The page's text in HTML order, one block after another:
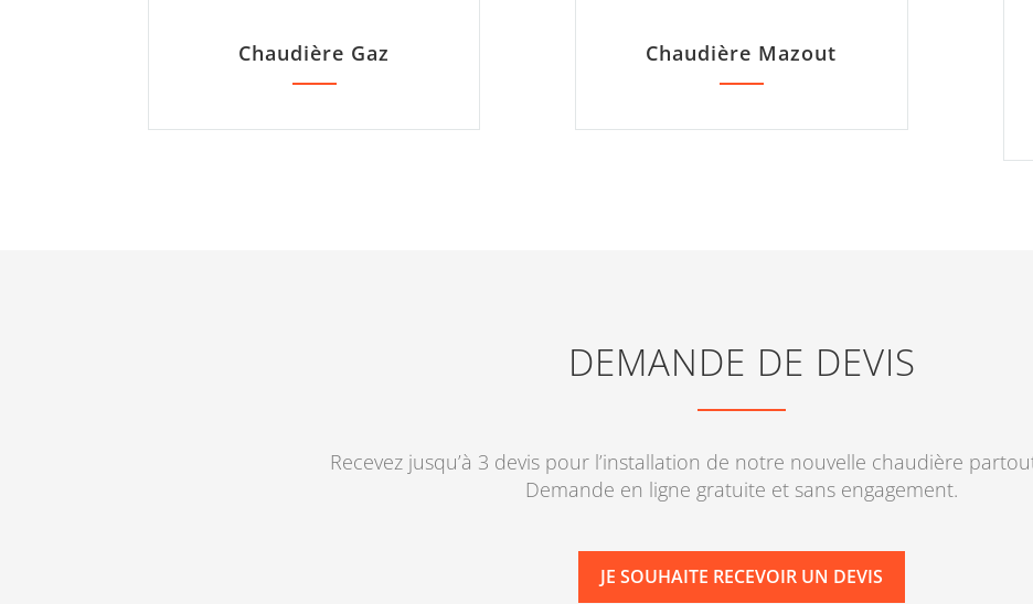
Chaudière Gaz Chaudière Mazout
DEMANDE DE DEVIS
Recevez jusqu’à 3 devis pour l’installation de notre nouvelle chaudière
Demande en ligne gratuite et sans engagement.
JE SOUHAITE RECEVOIR UN DEVIS